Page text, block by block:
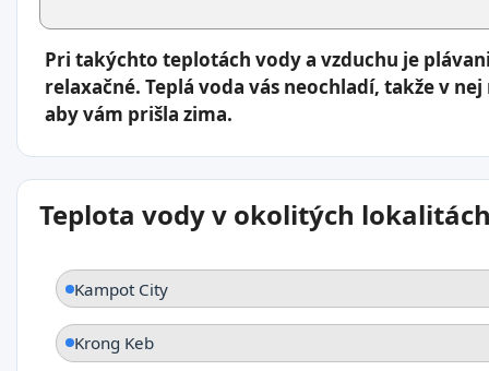
Pri takýchto teplotách vody a vzduchu je
relaxačné. Teplá voda vás neochladí, takže v
aby vám prišla zima.
Teplota vody v okolitých
Kampot City
Krong Keb